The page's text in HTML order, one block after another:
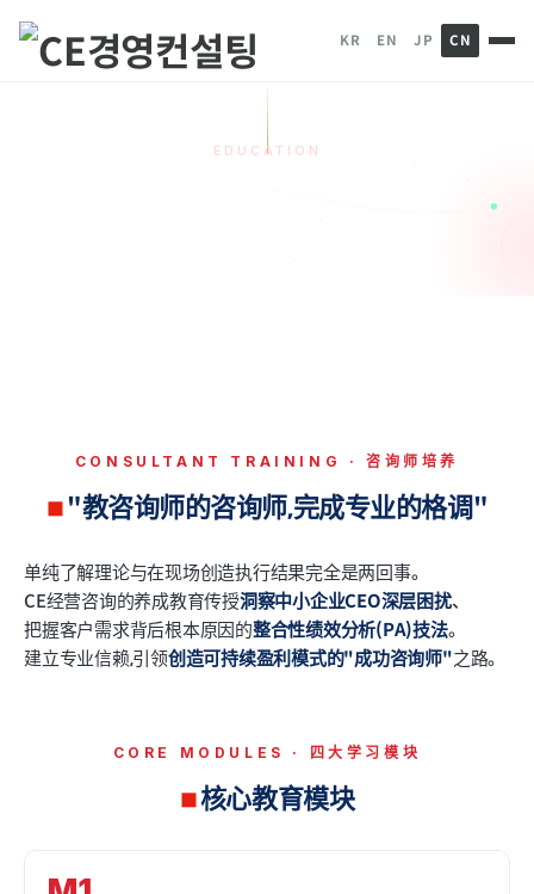
KR EN JP CN
EDUCATION
CONSULTANT TRAINING · 咨询师培养
"教咨询师的咨询师,完成专业的格调"
单纯了解理论与在现场创造执行结果完全是两回事。
CE经营咨询的养成教育传授洞察中小企业CEO深层困扰、
把握客户需求背后根本原因的整合性绩效分析(PA)技法。
建立专业信赖,引领创造可持续盈利模式的"成功咨询师"之路。
CORE MODULES · 四大学习模块
核心教育模块